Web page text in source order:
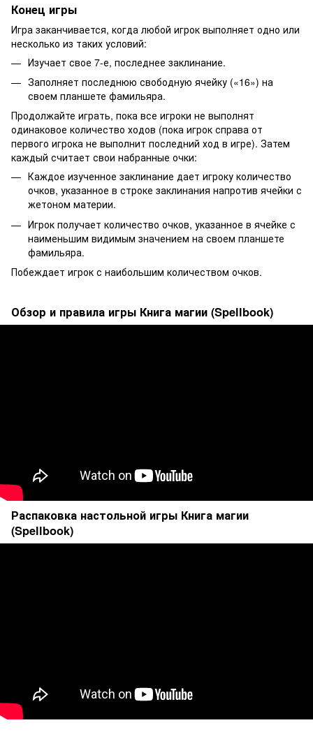
Конец игры
Игра заканчивается, когда любой игрок выполняет одно или
несколько из таких условий:
Изучает свое 7-е, последнее заклинание.
Заполняет последнюю свободную ячейку («16») на
своем планшете фамильяра.
Продолжайте играть, пока все игроки не выполнят
одинаковое количество ходов (пока игрок справа от
первого игрока не выполнит последний ход в игре). Затем
каждый считает свои набранные очки:
Каждое изученное заклинание дает игроку количество
очков, указанное в строке заклинания напротив ячейки с
жетоном материи.
Игрок получает количество очков, указанное в ячейке с
наименьшим видимым значением на своем планшете
фамильяра.
Побеждает игрок с наибольшим количеством очков.
Обзор и правила игры Книга магии (Spellbook)
Распаковка настольной игры Книга магии
(Spellbook)